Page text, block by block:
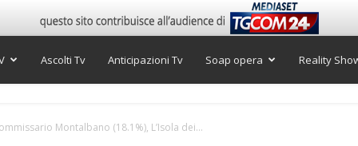
Ascolti Tv Anticipazioni Tv Soap opera Reality
Montalbano (18.1%), L’Isola dei...